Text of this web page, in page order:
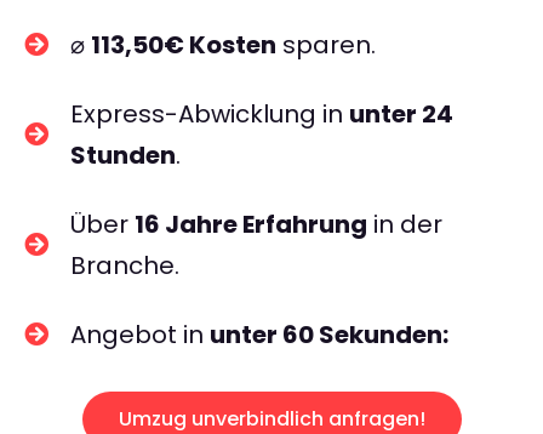
⌀ 113,50€ Kosten sparen.
Express-Abwicklung in unter 24
Stunden.
Über 16 Jahre Erfahrung in der
Branche.
Angebot in unter 60 Sekunden:
Umzug unverbindlich anfragen!